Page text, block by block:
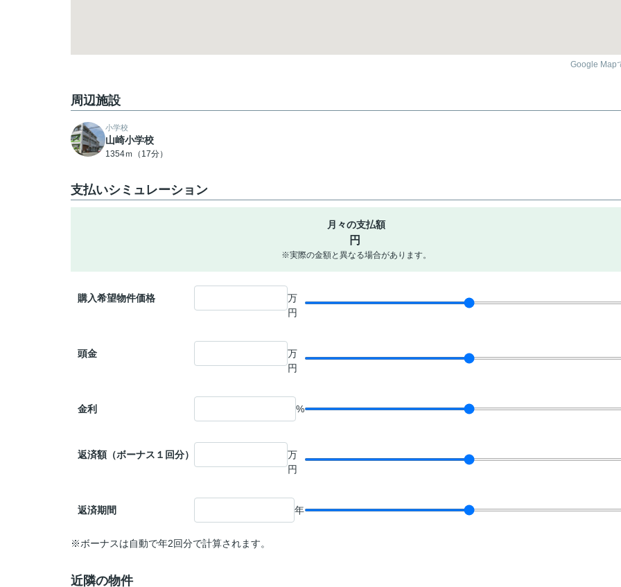
Google Map
周辺施設
小学校
山崎小学校
1354ｍ（17分）
支払いシミュレーション
月々の支払額
円
※実際の金額と異なる場合があります。
購入希望物件価格
万
円
頭金
万
円
金利 %
返済額（ボーナス１回分）
万
円
返済期間 年
※ボーナスは自動で年2回分で計算されます。
近隣の物件